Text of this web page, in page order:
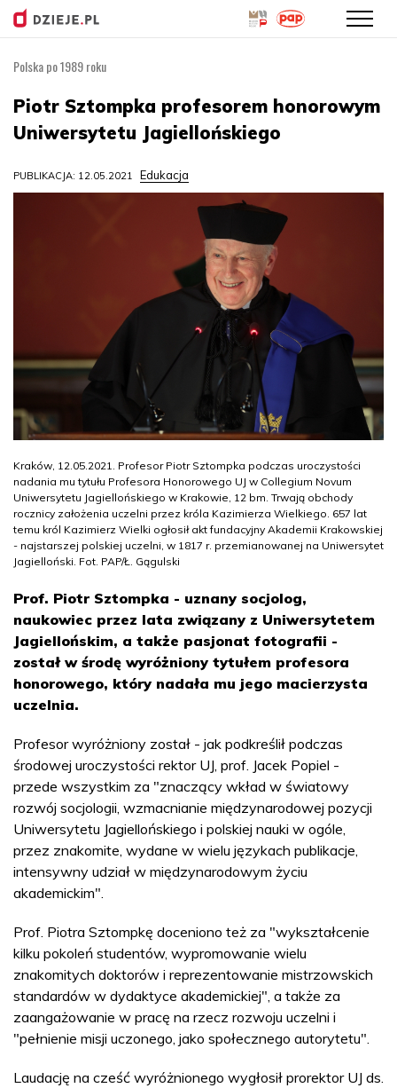
treści
Polska po 1989 roku
Piotr Sztompka profesorem honorowym
Uniwersytetu Jagiellońskiego
PUBLIKACJA: 12.05.2021 Edukacja
Kraków, 12.05.2021. Profesor Piotr Sztompka podczas uroczystości
nadania mu tytułu Profesora Honorowego UJ w Collegium Novum
Uniwersytetu Jagiellońskiego w Krakowie, 12 bm. Trwają obchody
rocznicy założenia uczelni przez króla Kazimierza Wielkiego. 657 lat
temu król Kazimierz Wielki ogłosił akt fundacyjny Akademii Krakowskiej
- najstarszej polskiej uczelni, w 1817 r. przemianowanej na Uniwersytet
Jagielloński. Fot. PAP/Ł. Gągulski
Prof. Piotr Sztompka - uznany socjolog,
naukowiec przez lata związany z Uniwersytetem
Jagiellońskim, a także pasjonat fotografii -
został w środę wyróżniony tytułem profesora
honorowego, który nadała mu jego macierzysta
uczelnia.
Profesor wyróżniony został - jak podkreślił podczas
środowej uroczystości rektor UJ, prof. Jacek Popiel -
przede wszystkim za "znaczący wkład w światowy
rozwój socjologii, wzmacnianie międzynarodowej pozycji
Uniwersytetu Jagiellońskiego i polskiej nauki w ogóle,
przez znakomite, wydane w wielu językach publikacje,
intensywny udział w międzynarodowym życiu
akademickim".
Prof. Piotra Sztompkę doceniono też za "wykształcenie
kilku pokoleń studentów, wypromowanie wielu
znakomitych doktorów i reprezentowanie mistrzowskich
standardów w dydaktyce akademickiej", a także za
zaangażowanie w pracę na rzecz rozwoju uczelni i
"pełnienie misji uczonego, jako społecznego autorytetu".
Laudację na cześć wyróżnionego wygłosił prorektor UJ ds.